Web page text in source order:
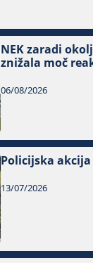
NEK zaradi
znižala moč
06/08/2026
Policijska
13/07/2026